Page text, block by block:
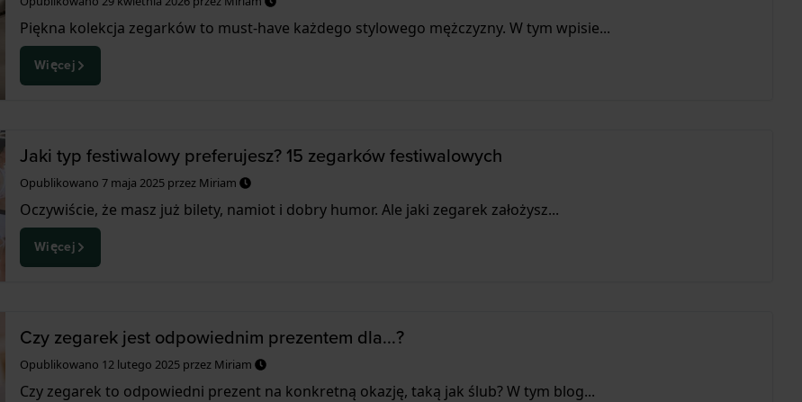
Piękna kolekcja zegarków to must-have każdego stylowego mężczyzny. W tym wpisie...
Więcej
Jaki typ festiwalowy preferujesz? 15 zegarków festiwalowych
Opublikowano 7 maja 2025przez Miriam
Oczywiście, że masz już bilety, namiot i dobry humor. Ale jaki zegarek założysz...
Więcej
Czy zegarek jest odpowiednim prezentem dla...?
Opublikowano 12 lutego 2025przez Miriam
Czy zegarek to odpowiedni prezent na konkretną okazję, taką jak ślub? W tym blog...